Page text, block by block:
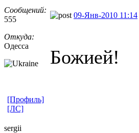
Сообщений:
555
Откуда:
Одесса
09-Янв-2010 11:14
Божией!
[Профиль]
[ЛС]
sergii